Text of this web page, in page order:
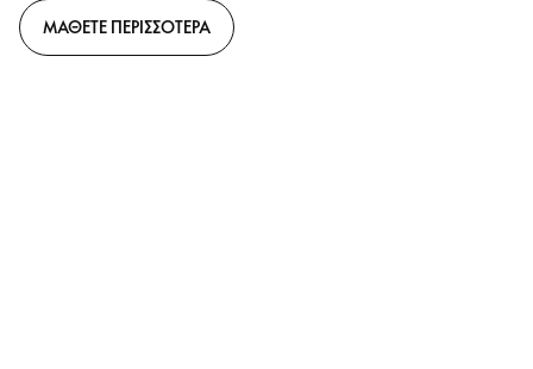
ΜΑΘΕΤΕ ΠΕΡΙΣΣΟΤΕΡΑ